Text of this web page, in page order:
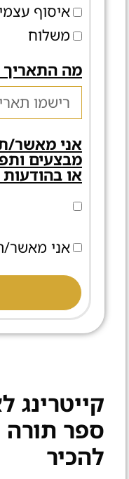
איסוף
משלוח
מה התאריך
אני מאשר/
מבצעים
או
אני מאשר/
קייטרינג
ספר
להכיר